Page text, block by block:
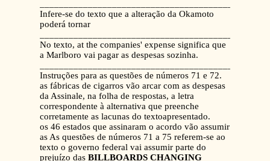
Infere-se do texto que a alteração da Okamoto
poderá tornar
No texto, at the companies' expense significa que
a Marlboro vai pagar as despesas sozinha.
Instruções para as questões de números 71 e 72.
as fábricas de cigarros vão arcar com as despesas
da Assinale, na folha de respostas, a letra
correspondente à alternativa que preenche
corretamente as lacunas do textoapresentado.
os 46 estados que assinaram o acordo vão assumir
as As questões de números 71 a 75 referem-se ao
texto o governo federal vai assumir parte do
prejuízo das BILLBOARDS CHANGING